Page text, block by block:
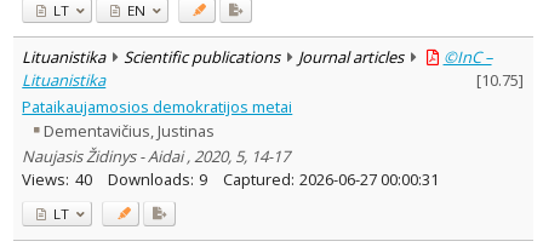
LT EN
Lituanistika Scientific publications Journal articles
©InC –
Lituanistika
[10.75]
Pataikaujamosios demokratijos metai
Dementavičius, Justinas
Naujasis Židinys - Aidai , 2020, 5, 14-17
Views: 40 Downloads: 9 Captured: 2026-06-27 00:00:31
LT